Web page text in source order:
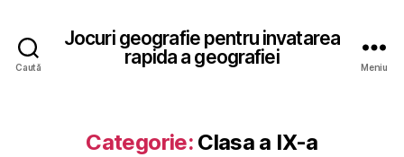
Caută
Jocuri geografie pentru invatarea
rapida a geografiei
Meniu
Categorie: Clasa a IX-a